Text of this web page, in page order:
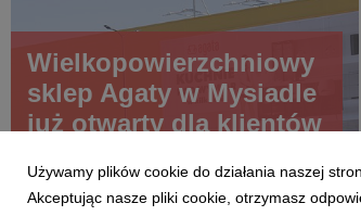
Wielkopowierzchniowy
sklep Agaty w Mysiadle
już otwarty dla klientów
Używamy plików cookie do działania naszej
Akceptując nasze pliki cookie, otrzymasz